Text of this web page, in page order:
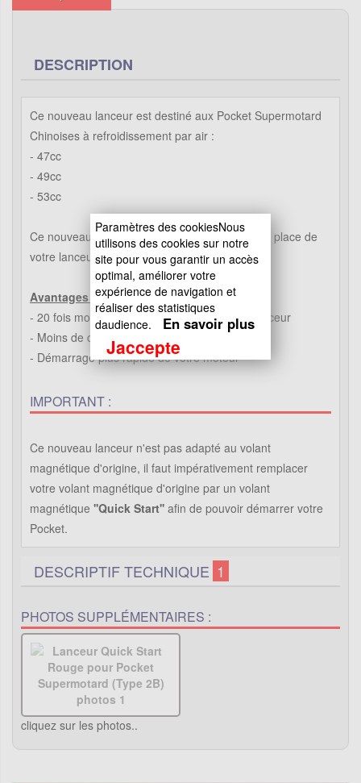
DESCRIPTION
Ce nouveau lanceur est destiné aux Pocket Supermotard
Chinoises à refroidissement par air :
- 47cc
- 49cc
- 53cc
Ce nouveau type de lanceur s'adapte en lieu et place de
votre lanceur d'origine (plastique / aluminium).
Avantages de ce nouveau type de lanceur
- 20 fois moins de risque de casse de votre lanceur
- Moins de casse de votre volant magnétique
- Démarrage plus rapide de votre moteur
IMPORTANT :
Ce nouveau lanceur n'est pas adapté au volant
magnétique d'origine, il faut impérativement remplacer
votre volant magnétique d'origine par un volant
magnétique ''Quick Start'' afin de pouvoir démarrer votre
Pocket.
DESCRIPTIF TECHNIQUE 1
PHOTOS SUPPLÉMENTAIRES :
cliquez sur les photos..
Paramètres des cookiesNous
utilisons des cookies sur notre
site pour vous garantir un accès
optimal, améliorer votre
expérience de navigation et
réaliser des statistiques
daudience.
En savoir plus
Jaccepte